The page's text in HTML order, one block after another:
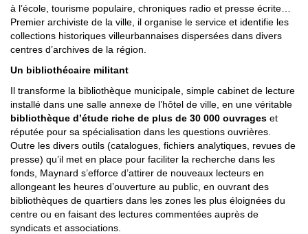
à l’école, tourisme populaire, chroniques radio et presse écrite…
Premier archiviste de la ville, il organise le service et identifie les
collections historiques villeurbannaises dispersées dans divers
centres d’archives de la région.
Un bibliothécaire militant
Il transforme la bibliothèque municipale, simple cabinet de lecture
installé dans une salle annexe de l’hôtel de ville, en une véritable
bibliothèque d’étude riche de plus de 30 000 ouvrages et
réputée pour sa spécialisation dans les questions ouvrières.
Outre les divers outils (catalogues, fichiers analytiques, revues de
presse) qu’il met en place pour faciliter la recherche dans les
fonds, Maynard s’efforce d’attirer de nouveaux lecteurs en
allongeant les heures d’ouverture au public, en ouvrant des
bibliothèques de quartiers dans les zones les plus éloignées du
centre ou en faisant des lectures commentées auprès de
syndicats et associations.